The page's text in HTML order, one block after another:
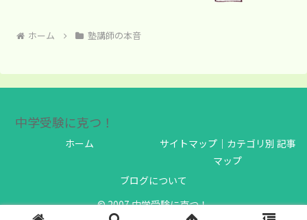
ホーム 塾講師の本音
中学受験に克つ！
ホーム
サイトマップ｜カテゴリ別 記事
マップ
ブログについて
© 2007 中学受験に克つ！.